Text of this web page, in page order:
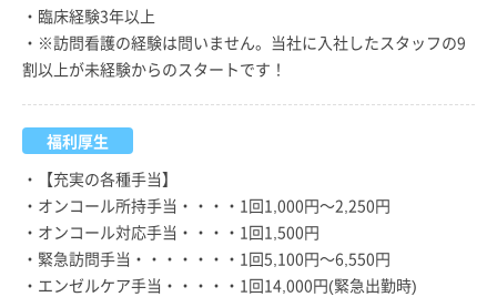
・臨床経験3年以上
・※訪問看護の経験は問いません。当社に入社したスタッフの9
割以上が未経験からのスタートです！
福利厚生
・【充実の各種手当】
・オンコール所持手当・・・・1回1,000円～2,250円
・オンコール対応手当・・・・1回1,500円
・緊急訪問手当・・・・・・・1回5,100円～6,550円
・エンゼルケア手当・・・・・1回14,000円(緊急出勤時)